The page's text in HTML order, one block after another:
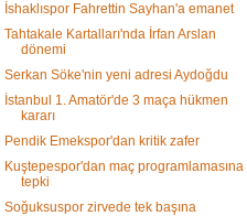
İshaklıspor Fahrettin Sayhan'a emanet
Tahtakale Kartalları'nda İrfan Arslan
dönemi
Serkan Söke'nin yeni adresi Aydoğdu
İstanbul 1. Amatör'de 3 maça hükmen
kararı
Pendik Emekspor'dan kritik zafer
Kuştepespor'dan maç programlamasına
tepki
Soğuksuspor zirvede tek başına